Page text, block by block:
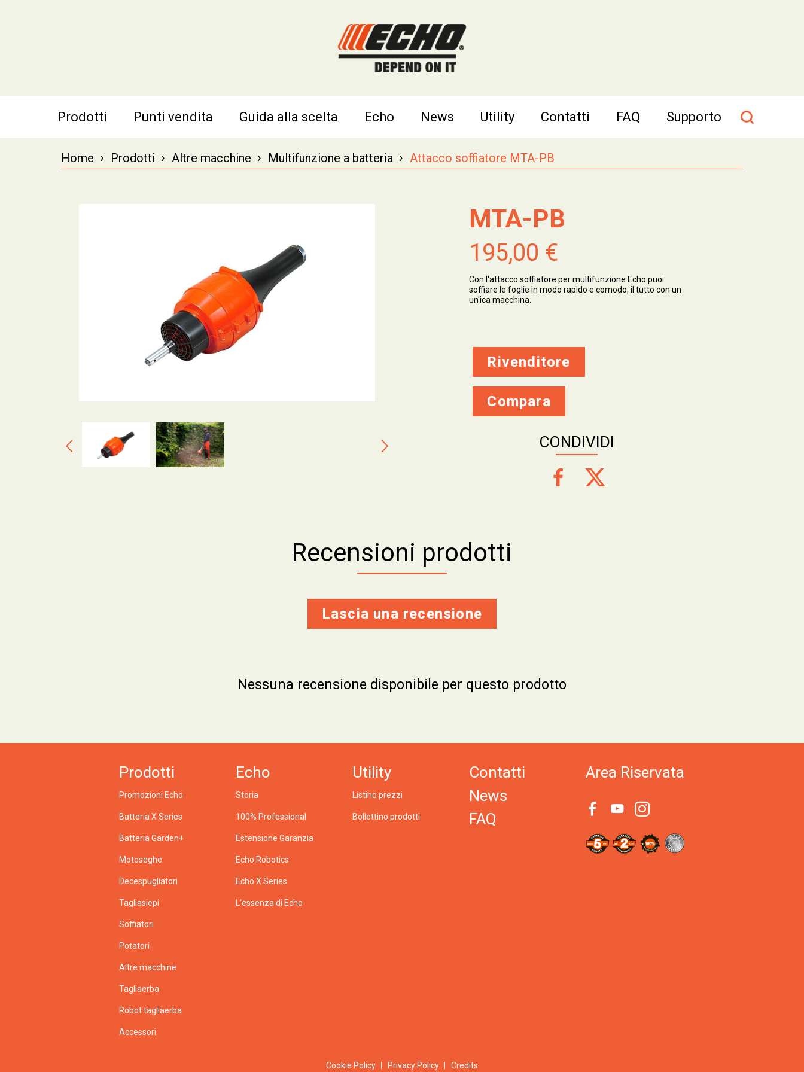
Prodotti Punti vendita Guida alla scelta Echo News Utility Contatti FAQ Supporto
Home › Prodotti › Altre macchine › Multifunzione a batteria › Attacco soffiatore MTA-PB
MTA-PB
195,00 €
Con l'attacco soffiatore per multifunzione Echo puoi
soffiare le foglie in modo rapido e comodo, il tutto con un
un'ica macchina.
Rivenditore
Compara
CONDIVIDI
Recensioni prodotti
Lascia una recensione
Nessuna recensione disponibile per questo prodotto
Prodotti
Promozioni Echo
Batteria X Series
Batteria Garden+
Motoseghe
Decespugliatori
Tagliasiepi
Soffiatori
Potatori
Altre macchine
Tagliaerba
Robot tagliaerba
Accessori
Echo
Storia
100% Professional
Estensione Garanzia
Echo Robotics
Echo X Series
L'essenza di Echo
Utility
Listino prezzi
Bollettino prodotti
Contatti
News
FAQ
Area Riservata
Cookie Policy Privacy Policy Credits